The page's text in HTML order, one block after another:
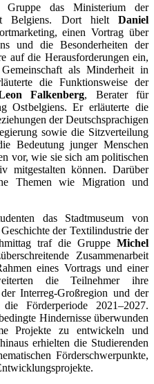
das Ministerium der
Belgiens. Dort hielt Daniel
einen Vortrag über
und die Besonderheiten der
auf die Herausforderungen ein,
als Minderheit in
die Funktionsweise der
Falkenberg, Berater für
Ostbelgiens. Er erläuterte die
der Deutschsprachigen
sowie die Sitzverteilung
Bedeutung junger Menschen
vor, wie sie sich am politischen
mitgestalten können. Darüber
Themen wie Migration und
das Stadtmuseum von
der Textilindustrie der
traf die Gruppe Michel
Zusammenarbeit
eines Vortrags und einer
die Teilnehmer ihre
Interreg-Großregion und der
Förderperiode 2021–2027.
Hindernisse überwunden
Projekte zu entwickeln und
erhielten die Studierenden
Förderschwerpunkte,